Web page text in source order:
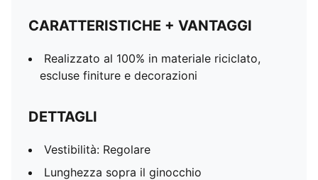
CARATTERISTICHE + VANTAGGI
Realizzato al 100% in materiale riciclato,
escluse finiture e decorazioni
DETTAGLI
Vestibilità: Regolare
Lunghezza sopra il ginocchio